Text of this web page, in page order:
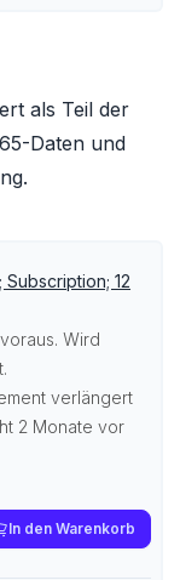
als Teil der
Daten und
12
Wird
verlängert
2 Monate vor
In den Warenkorb